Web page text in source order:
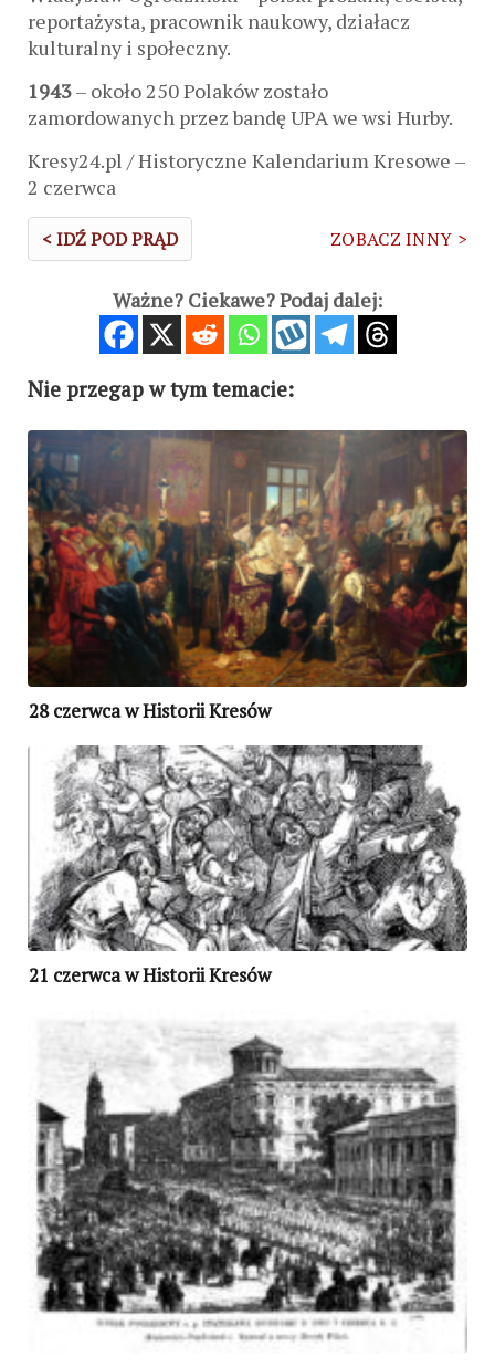
reportażysta, pracownik naukowy, działacz
kulturalny i społeczny.
1943– około 250 Polaków zostało
zamordowanych przez bandę UPA we wsi Hurby.
Kresy24.pl / Historyczne Kalendarium Kresowe –
2 czerwca
< IDŹ POD PRĄD ZOBACZ INNY >
Ważne? Ciekawe? Podaj dalej:
Nie przegap w tym temacie:
28 czerwca w Historii Kresów
21 czerwca w Historii Kresów